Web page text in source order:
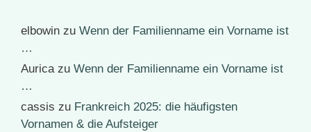
elbowin zu Wenn der Familienname ein Vorname ist
…
Aurica zu Wenn der Familienname ein Vorname ist
…
cassis zu Frankreich 2025: die häufigsten
Vornamen & die Aufsteiger